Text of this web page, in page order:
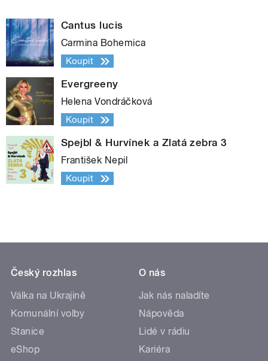
Cantus lucis
Carmina Bohemica
Koupit
Evergreeny
Helena Vondráčková
Koupit
Spejbl & Hurvínek a Zlatá zebra 3
František Nepil
Koupit
Český rozhlas
Válka na Ukrajině
Komunální volby
Stanice
eShop
O nás
Jak nás naladíte
Nápověda
Lidé v rádiu
Kariéra